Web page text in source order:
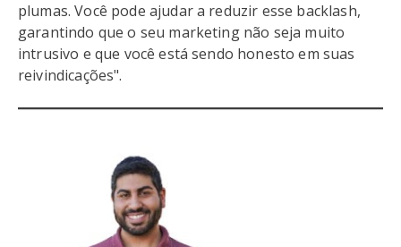
plumas. Você pode ajudar a reduzir esse backlash,
garantindo que o seu marketing não seja muito
intrusivo e que você está sendo honesto em suas
reivindicações".